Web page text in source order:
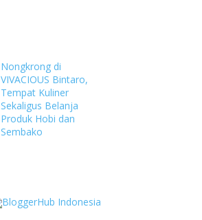
Nongkrong di
VIVACIOUS Bintaro,
Tempat Kuliner
Sekaligus Belanja
Produk Hobi dan
Sembako